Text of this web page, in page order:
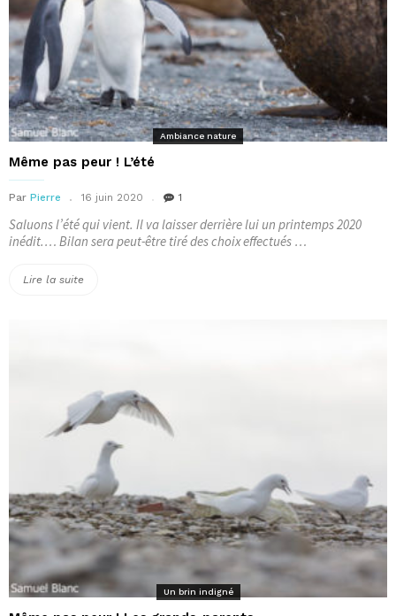
Ambiance nature
Même pas peur ! L’été
Par Pierre 16 juin 2020 1
Saluons l’été qui vient. Il va laisser derrière lui un printemps 2020
inédit.… Bilan sera peut-être tiré des choix effectués …
Lire la suite
L’été »
Un brin indigné